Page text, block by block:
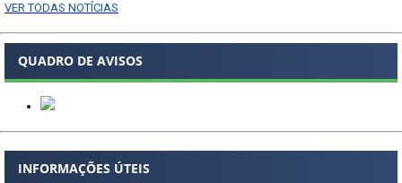
VER TODAS NOTÍCIAS
QUADRO DE AVISOS
INFORMAÇÕES ÚTEIS